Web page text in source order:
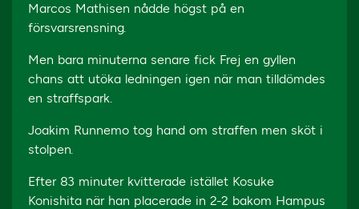
Marcos Mathisen nådde högst på en
försvarsrensning.
Men bara minuterna senare fick Frej en gyllen
chans att utöka ledningen igen när man tilldömdes
en straffspark.
Joakim Runnemo tog hand om straffen men sköt i
stolpen.
Efter 83 minuter kvitterade istället Kosuke
Konishita när han placerade in 2-2 bakom Hampus